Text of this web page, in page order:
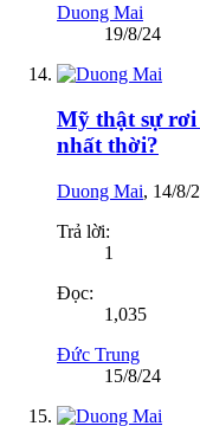
Duong Mai
19/8/24
Mỹ thật sự rơi
nhất thời?
Duong Mai, 14/8/
Trả lời:
1
Đọc:
1,035
Đức Trung
15/8/24